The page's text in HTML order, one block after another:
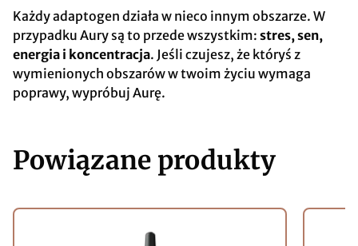
Każdy adaptogen działa w nieco innym obszarze. W
przypadku Aury są to przede wszystkim: stres, sen,
energia i koncentracja. Jeśli czujesz, że któryś z
wymienionych obszarów w twoim życiu wymaga
poprawy, wypróbuj Aurę.
Powiązane produkty